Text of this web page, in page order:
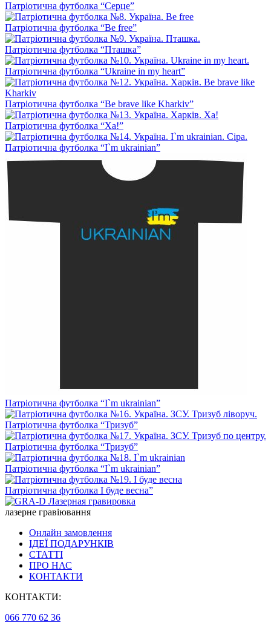
Патріотична футболка “Серце”
Патріотична футболка “Be free”
Патріотична футболка “Пташка”
Патріотична футболка “Ukraine in my heart”
Патріотична футболка “Be brave like Kharkiv”
Патріотична футболка “Ха!”
Патріотична футболка “I`m ukrainian”
Патріотична футболка “I`m ukrainian”
Патріотична футболка “Тризуб”
Патріотична футболка “Тризуб”
Патріотична футболка “I`m ukrainian”
Патріотична футболка І буде весна”
лазерне гравіювання
Онлайн замовлення
ІДЕЇ ПОДАРУНКІВ
СТАТТІ
ПРО НАС
КОНТАКТИ
КОНТАКТИ:
066 770 62 36